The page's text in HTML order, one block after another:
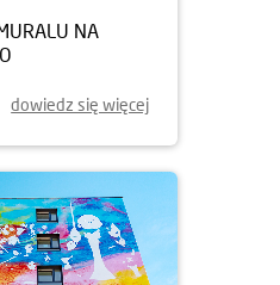
NA
dowiedz się więcej